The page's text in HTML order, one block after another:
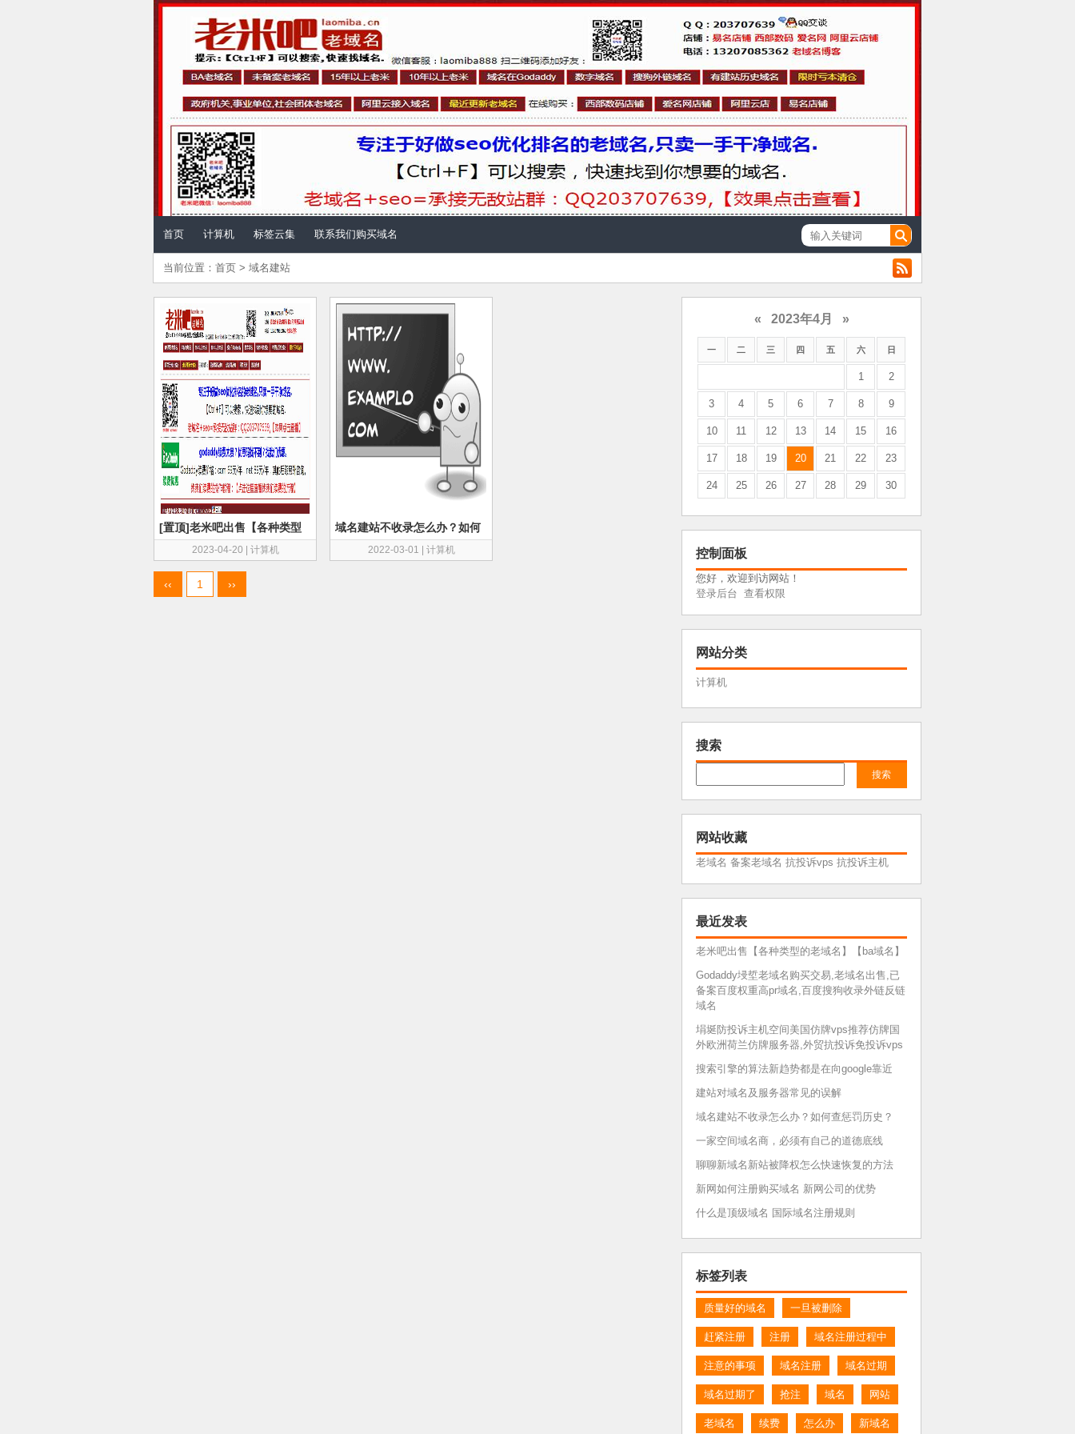
儿童计算机 - 计算机
首页 计算机 标签云集 联系我们购买域名
当前位置： 首页 > 域名建站
[置顶]老米吧出售【各种类型
的老域名】【ba域名】
2023-04-20 计算机
域名建站不收录怎么办？如何
查惩罚历史？
2022-03-01 计算机
‹‹ 1 ››
« 2023年4月 »
一 二 三 四 五 六 日
1 2
3 4 5 6 7 8 9
10 11 12 13 14 15 16
17 18 19 20 21 22 23
24 25 26 27 28 29 30
控制面板
您好，欢迎到访网站！
登录后台 查看权限
网站分类
计算机
搜索
网站收藏
老域名 备案老域名 抗投诉vps 抗投诉主机
最近发表
老米吧出售【各种类型的老域名】【ba域名】
Godaddy埐埑老域名购买交易,老域名出售,已
备案百度权重高pr域名,百度搜狗收录外链反链
域名
埍埏防投诉主机空间美国仿牌vps推荐仿牌国
外欧洲荷兰仿牌服务器,外贸抗投诉免投诉vps
搜索引擎的算法新趋势都是在向google靠近
建站对域名及服务器常见的误解
域名建站不收录怎么办？如何查惩罚历史？
一家空间域名商，必须有自己的道德底线
聊聊新域名新站被降权怎么快速恢复的方法
新网如何注册购买域名 新网公司的优势
什么是顶级域名 国际域名注册规则
标签列表
质量好的域名 一旦被删除
赶紧注册 注册 域名注册过程中
注意的事项 域名注册 域名过期
域名过期了 抢注 域名 网站
老域名 续费 怎么办 新域名